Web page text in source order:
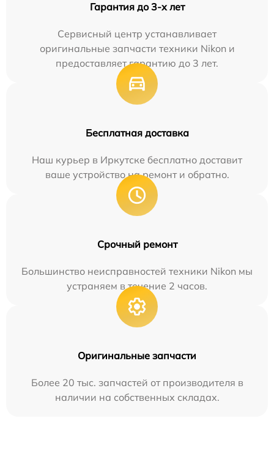
Гарантия до 3-х лет
Сервисный центр устанавливает
оригинальные запчасти техники Nikon и
предоставляет гарантию до 3 лет.
Бесплатная доставка
Наш курьер в Иркутске бесплатно доставит
ваше устройство на ремонт и обратно.
Срочный ремонт
Большинство неисправностей техники Nikon мы
устраняем в течение 2 часов.
Оригинальные запчасти
Более 20 тыс. запчастей от производителя в
наличии на собственных складах.